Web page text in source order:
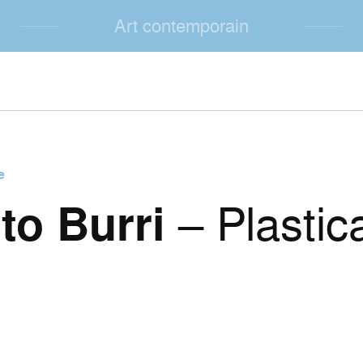
Art contemporain
Burri –